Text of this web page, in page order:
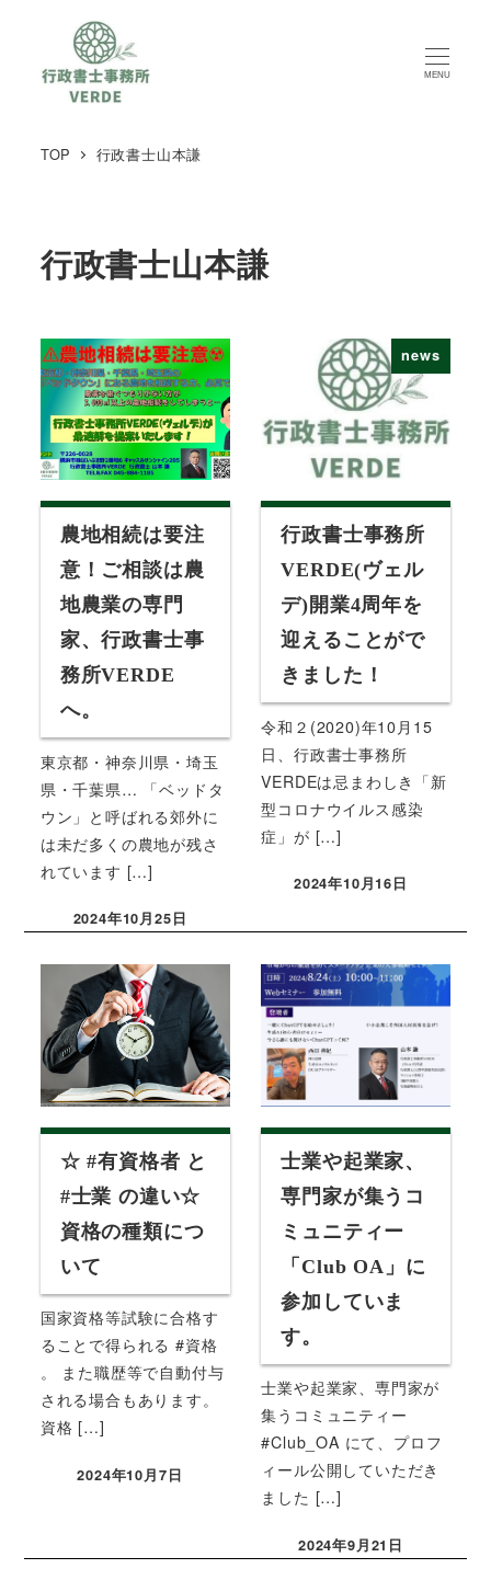
MENU
TOP 行政書士山本謙
行政書士山本謙
農地相続は要注
意！ご相談は農
地農業の専門
家、行政書士事
務所VERDE
へ。
東京都・神奈川県・埼玉
県・千葉県… 「ベッドタ
ウン」と呼ばれる郊外に
は未だ多くの農地が残さ
れています […]
投稿日
2024年10月25日
news
行政書士事務所
VERDE(ヴェル
デ)開業4周年を
迎えることがで
きました！
令和２(2020)年10月15
日、行政書士事務所
VERDEは忌まわしき「新
型コロナウイルス感染
症」が […]
投稿日
2024年10月16日
☆ #有資格者 と
#士業 の違い☆
資格の種類につ
いて
国家資格等試験に合格す
ることで得られる #資格
。 また職歴等で自動付与
される場合もあります。
資格 […]
投稿日
2024年10月7日
士業や起業家、
専門家が集うコ
ミュニティー
「Club OA」に
参加していま
す。
士業や起業家、専門家が
集うコミュニティー
#Club_OA にて、プロフ
ィール公開していただき
ました […]
投稿日
2024年9月21日